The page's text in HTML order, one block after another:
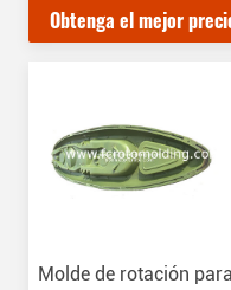
Obtenga el mejor
Molde de rotación para